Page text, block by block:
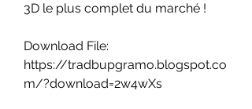
3D le plus complet du marché !
Download File:
https://tradbupgramo.blogspot.co
m/?download=2w4wXs